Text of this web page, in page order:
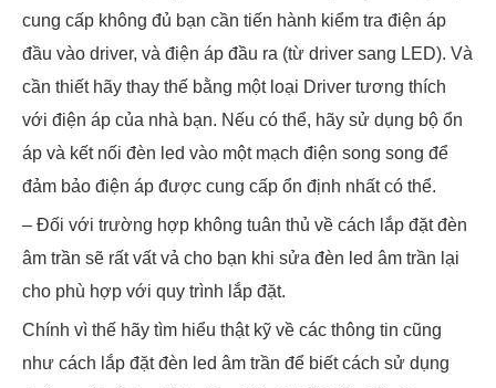
cung cấp không đủ bạn cần tiến hành kiểm tra điện áp
đầu vào driver, và điện áp đầu ra (từ driver sang LED). Và
cần thiết hãy thay thế bằng một loại Driver tương thích
với điện áp của nhà bạn. Nếu có thể, hãy sử dụng bộ ổn
áp và kết nối đèn led vào một mạch điện song song để
đảm bảo điện áp được cung cấp ổn định nhất có thể.
– Đối với trường hợp không tuân thủ về cách lắp đặt đèn
âm trần sẽ rất vất vả cho bạn khi sửa đèn led âm trần lại
cho phù hợp với quy trình lắp đặt.
Chính vì thế hãy tìm hiểu thật kỹ về các thông tin cũng
như cách lắp đặt đèn led âm trần để biết cách sử dụng